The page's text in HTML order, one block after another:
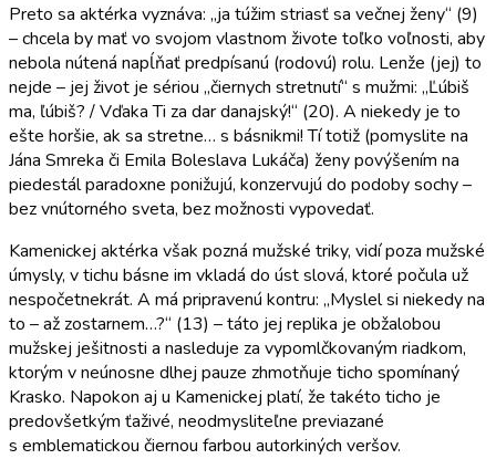
Preto sa aktérka vyznáva: „ja túžim striasť sa večnej ženy“ (9)
– chcela by mať vo svojom vlastnom živote toľko voľnosti, aby
nebola nútená napĺňať predpísanú (rodovú) rolu. Lenže (jej) to
nejde – jej život je sériou „čiernych stretnutí“ s mužmi: „Ľúbiš
ma, ľúbiš? / Vďaka Ti za dar danajský!“ (20). A niekedy je to
ešte horšie, ak sa stretne… s básnikmi! Tí totiž (pomyslite na
Jána Smreka či Emila Boleslava Lukáča) ženy povýšením na
piedestál paradoxne ponižujú, konzervujú do podoby sochy –
bez vnútorného sveta, bez možnosti vypovedať.
Kamenickej aktérka však pozná mužské triky, vidí poza mužské
úmysly, v tichu básne im vkladá do úst slová, ktoré počula už
nespočetnekrát. A má pripravenú kontru: „Myslel si niekedy na
to – až zostarnem…?“ (13) – táto jej replika je obžalobou
mužskej ješitnosti a nasleduje za vypomlčkovaným riadkom,
ktorým v neúnosne dlhej pauze zhmotňuje ticho spomínaný
Krasko. Napokon aj u Kamenickej platí, že takéto ticho je
predovšetkým ťaživé, neodmysliteľne previazané
s emblematickou čiernou farbou autorkiných veršov.